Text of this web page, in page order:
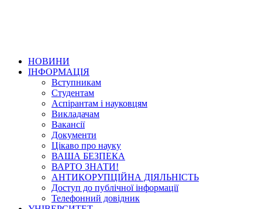
НОВИНИ
ІНФОРМАЦІЯ
Вступникам
Студентам
Аспірантам і науковцям
Викладачам
Вакансії
Документи
Цікаво про науку
ВАША БЕЗПЕКА
ВАРТО ЗНАТИ!
АНТИКОРУПЦІЙНА ДІЯЛЬНІСТЬ
Доступ до публічної інформації
Телефонний довідник